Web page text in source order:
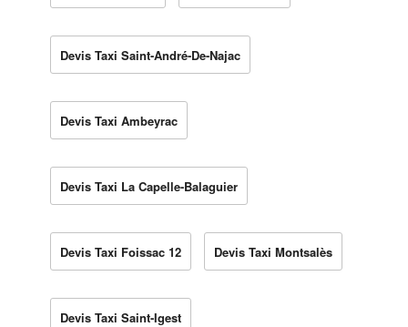
Devis Taxi Saint-André-De-Najac
Devis Taxi Ambeyrac
Devis Taxi La Capelle-Balaguier
Devis Taxi Foissac 12 Devis Taxi Montsalès
Devis Taxi Saint-Igest